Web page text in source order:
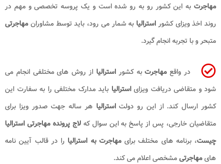
مهاجرت به این کشور رو به رو شده است و یک پروسه تخصصی و مهم در
روند اخذ ویزای کشور استرالیا به شمار می رود، باید توسط مشاوران مهاجرتی
متبحر و با تجربه انجام گیرد.
در واقع مهاجرتبه کشوراسترالیا از روش‌ های مختلفی انجام می
شود و متقاضی دریافت ویزایاسترالیا باید مدارک مختلفی را به سفارت این
کشور ارسال کند. از این رو دولتاسترالیا هر ساله جهت صدور ویزا برای
متقاضیان خارجی، پس از پاسخ به این سوال کهلاج پرونده مهاجرتی استرالیا
چیست، برنامه ‌های مختلف برایمهاجرت به استرالیا را در قالب آیین نامه
هایمهاجرتیمشخصی اعلام می کند.